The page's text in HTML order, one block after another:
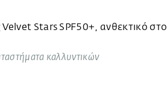
Stars SPF50+, ανθεκτικό στο
καλλυντικών